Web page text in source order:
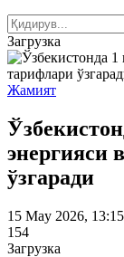
Загрузка
Жамият
энергияси
ўзгаради
15 May 2026, 13:15
154
Загрузка